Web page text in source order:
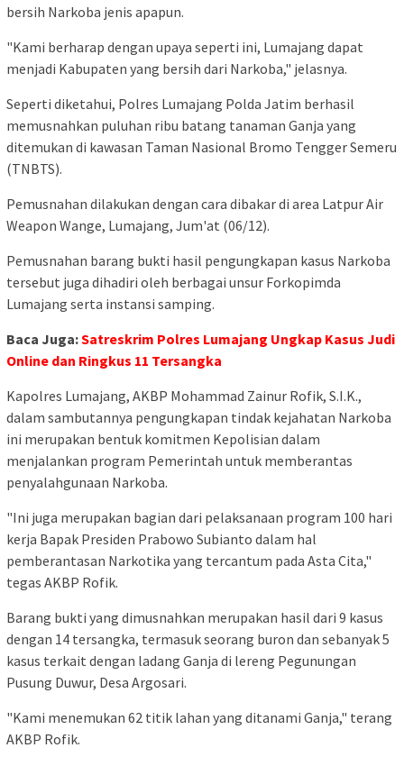
bersih Narkoba jenis apapun.
"Kami berharap dengan upaya seperti ini, Lumajang dapat
menjadi Kabupaten yang bersih dari Narkoba," jelasnya.
Seperti diketahui, Polres Lumajang Polda Jatim berhasil
memusnahkan puluhan ribu batang tanaman Ganja yang
ditemukan di kawasan Taman Nasional Bromo Tengger Semeru
(TNBTS).
Pemusnahan dilakukan dengan cara dibakar di area Latpur Air
Weapon Wange, Lumajang, Jum'at (06/12).
Pemusnahan barang bukti hasil pengungkapan kasus Narkoba
tersebut juga dihadiri oleh berbagai unsur Forkopimda
Lumajang serta instansi samping.
Baca Juga:Satreskrim Polres Lumajang Ungkap Kasus Judi
Online dan Ringkus 11 Tersangka
Kapolres Lumajang, AKBP Mohammad Zainur Rofik, S.I.K.,
dalam sambutannya pengungkapan tindak kejahatan Narkoba
ini merupakan bentuk komitmen Kepolisian dalam
menjalankan program Pemerintah untuk memberantas
penyalahgunaan Narkoba.
"Ini juga merupakan bagian dari pelaksanaan program 100 hari
kerja Bapak Presiden Prabowo Subianto dalam hal
pemberantasan Narkotika yang tercantum pada Asta Cita,"
tegas AKBP Rofik.
Barang bukti yang dimusnahkan merupakan hasil dari 9 kasus
dengan 14 tersangka, termasuk seorang buron dan sebanyak 5
kasus terkait dengan ladang Ganja di lereng Pegunungan
Pusung Duwur, Desa Argosari.
"Kami menemukan 62 titik lahan yang ditanami Ganja," terang
AKBP Rofik.